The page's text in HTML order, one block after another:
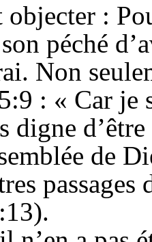
:
péché
Non
: « Car je
digne
de